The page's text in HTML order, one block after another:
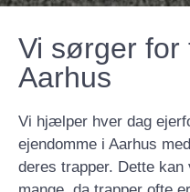
Vi sørger for
Aarhus
Vi hjælper hver dag
ejendomme i Aarhus
deres trapper. Dette